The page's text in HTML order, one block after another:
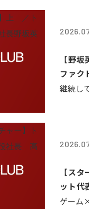
【野
ファク
継続し
【ス
ット
ゲーム